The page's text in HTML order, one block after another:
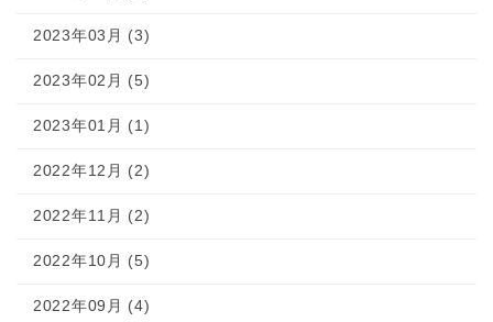
2023年03月 (3)
2023年02月 (5)
2023年01月 (1)
2022年12月 (2)
2022年11月 (2)
2022年10月 (5)
2022年09月 (4)